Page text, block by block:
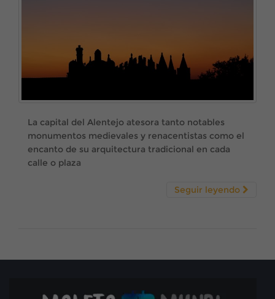
La capital del Alentejo atesora tanto notables
monumentos medievales y renacentistas como el
encanto de su arquitectura tradicional en cada
calle o plaza
Seguir leyendo